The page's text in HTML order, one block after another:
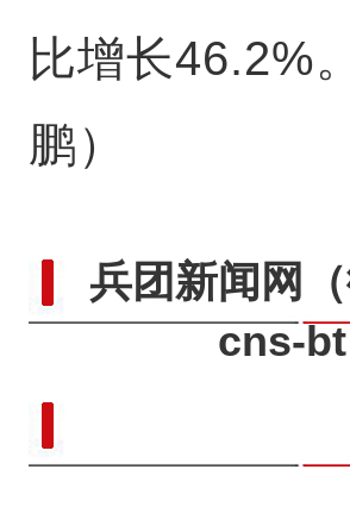
比增长46.2%
鹏）
兵团新闻网
cns-bt